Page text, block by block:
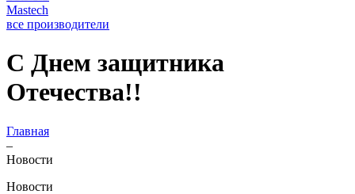
Mastech
все производители
С Днем защитника
Отечества!!
Главная
–
Новости
Новости